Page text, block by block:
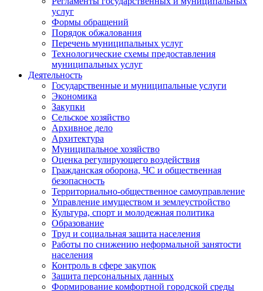
услуг
Формы обращений
Порядок обжалования
Перечень муниципальных услуг
Технологические схемы предоставления
муниципальных услуг
Деятельность
Государственные и муниципальные услуги
Экономика
Закупки
Сельское хозяйство
Архивное дело
Архитектура
Муниципальное хозяйство
Оценка регулирующего воздействия
Гражданская оборона, ЧС и общественная
безопасность
Территориально-общественное самоуправление
Управление имуществом и землеустройство
Культура, спорт и молодежная политика
Образование
Труд и социальная защита населения
Работы по снижению неформальной занятости
населения
Контроль в сфере закупок
Защита персональных данных
Формирование комфортной городской среды